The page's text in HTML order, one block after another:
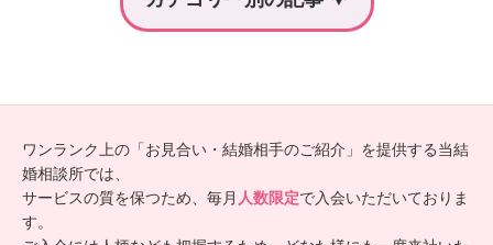
ワンランク上の「お見合い・結婚相手のご紹介」を提供する当結
婚相談所では、
サービスの質を保つため、毎月 人数限定で入会いただいておりま
す。